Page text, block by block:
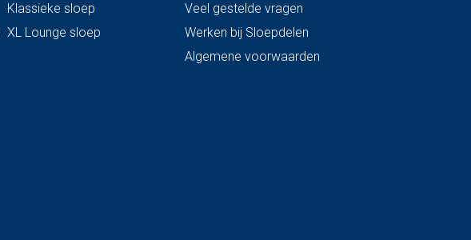
Klassieke sloep
XL Lounge sloep
Veel gestelde vragen
Werken bij Sloepdelen
Algemene voorwaarden